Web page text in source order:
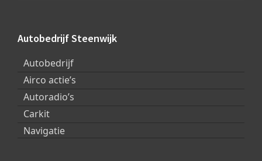
Autobedrijf Steenwijk
Autobedrijf
Airco actie’s
Autoradio’s
Carkit
Navigatie